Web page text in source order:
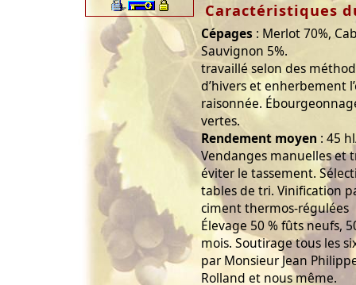
Caractéristiques
Cépages : Merlot 70%,
Sauvignon 5%.
travaillé selon des
d’hivers et enherbement
raisonnée.
vertes.
Rendement moyen : 45
Vendanges manuelles et
éviter le tassement.
tables de tri. Vinification
ciment thermos-régulées
Élevage 50 % fûts neufs,
mois. Soutirage tous les
par Monsieur Jean
Rolland et nous même.